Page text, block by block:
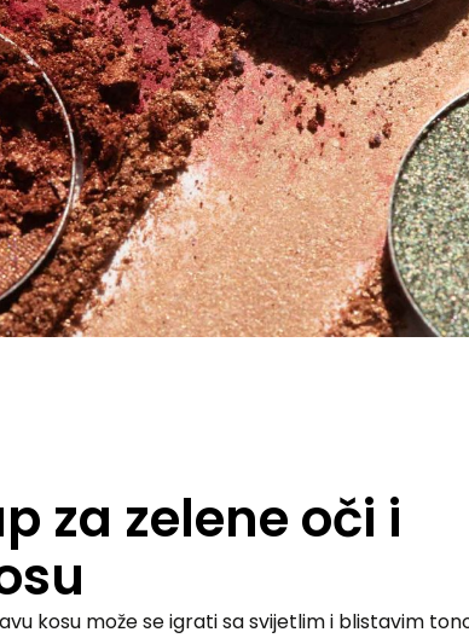
za zelene oči i
kosu može se igrati sa svijetlim i blistavim